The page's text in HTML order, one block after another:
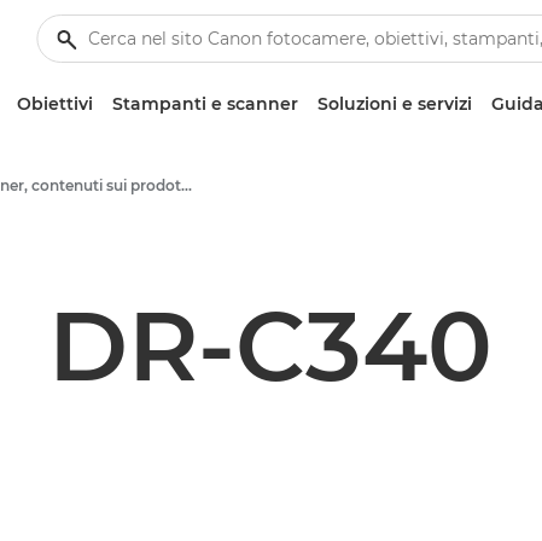
Obiettivi Stampanti e scanner Soluzioni e servizi
Scanner, contenuti sui prodotti - Area Stampa di Canon
DR-C340